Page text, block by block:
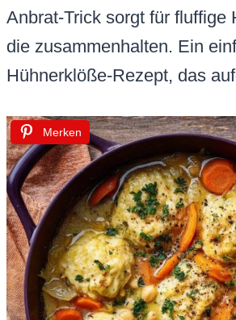
Anbrat-Trick sorgt für fluffige
die zusammenhalten. Ein
Hühnerklöße-Rezept, das
Merken